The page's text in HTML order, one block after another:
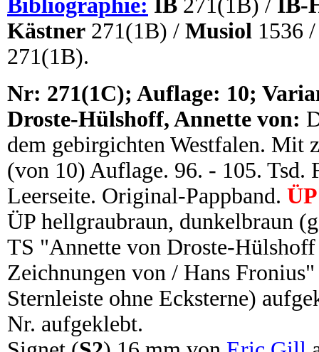
Bibliographie: IB 271(1B) / IB-
Kästner 271(1B) / Musiol 1536
271(1B).
Nr: 271(1C); Auflage: 10;
Droste-Hülshoff, Annette von:
dem gebirgichten Westfalen. Mit
(von 10) Auflage. 96. - 105. Tsd.
Leerseite. Original-Pappband.
ÜP hellgraubraun, dunkelbraun
TS "Annette von Droste-
Zeichnungen von / Hans
Sternleiste ohne Ecksterne)
Nr. aufgeklebt.